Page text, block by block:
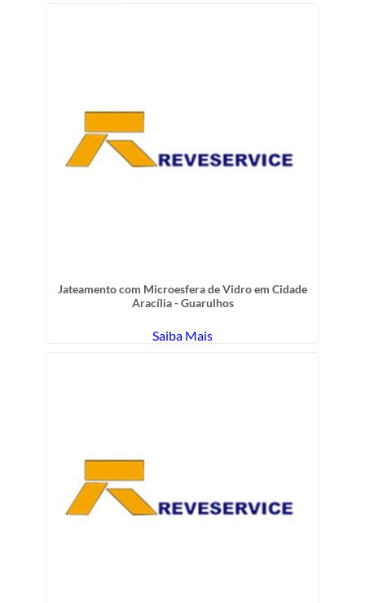
Jateamento com Microesfera de Vidro em Cidade
Aracília - Guarulhos
Saiba Mais